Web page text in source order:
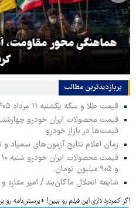
هماهنگی محور مقاومت،
پربازدیدترین‌ مطالب
قیمت طلا و سکه یکشنبه ۱۱ مرداد ۱۴۰۵/ ریزش سنگین سکه امامی
قیمت‌ها در بازار خودرو
زمان اعلام نتایج آزمون‌های
و ۹۰۵ میلیون تومان
شایعه انحلال ماکان‌بند / امیر
اگر کمردرد داری این فیلم رو ببین! ◗پرسش‌نامه رو